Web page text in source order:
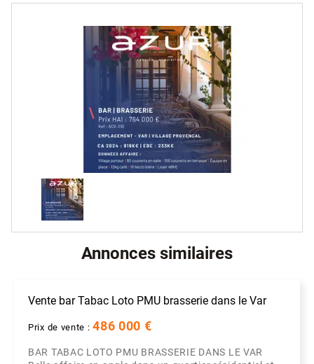
Annonces similaires
Vente bar Tabac Loto PMU brasserie dans le Var
Prix de vente :486 000 €
BAR TABAC LOTO PMU BRASSERIE DANS LE VAR